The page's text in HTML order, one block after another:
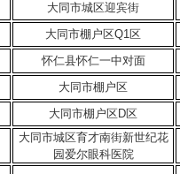
大同市城区迎宾街
大同市棚户区Q1区
怀仁县怀仁一中对面
大同市棚户区
大同市棚户区D区
大同市城区育才南街新世纪花
园爱尔眼科医院